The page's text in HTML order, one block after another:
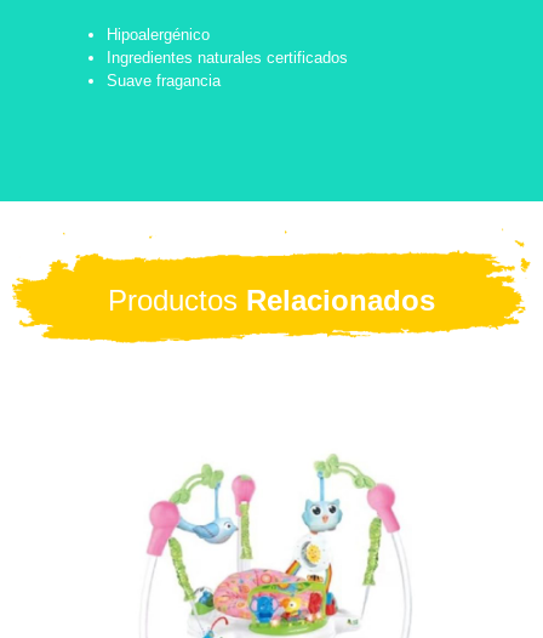
Hipoalergénico
Ingredientes naturales certificados
Suave fragancia
Productos Relacionados